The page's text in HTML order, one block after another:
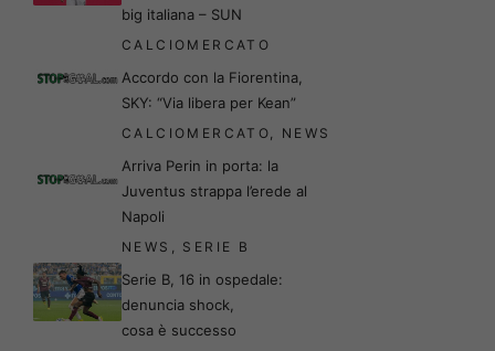
big italiana – SUN
CALCIOMERCATO
Accordo con la Fiorentina,
SKY: “Via libera per Kean”
CALCIOMERCATO, NEWS
Arriva Perin in porta: la
Juventus strappa l’erede al
Napoli
NEWS , SERIE B
Serie B, 16 in ospedale:
denuncia shock,
cosa è successo